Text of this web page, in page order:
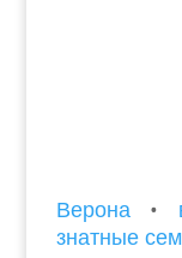
Верона •
знатные